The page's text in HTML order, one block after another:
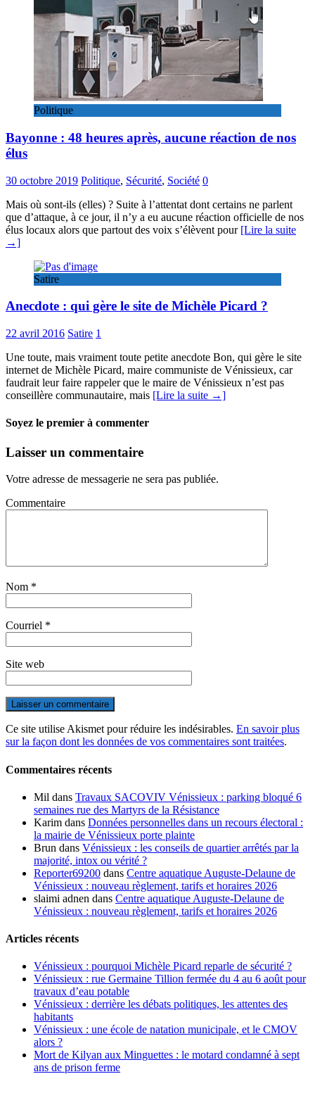
Politique
Bayonne : 48 heures après, aucune réaction de nos
élus
30 octobre 2019 Politique, Sécurité, Société 0
Mais où sont-ils (elles) ? Suite à l’attentat dont certains ne parlent
que d’attaque, à ce jour, il n’y a eu aucune réaction officielle de nos
élus locaux alors que partout des voix s’élèvent pour [Lire la suite
→]
Satire
Anecdote : qui gère le site de Michèle Picard ?
22 avril 2016 Satire 1
Une toute, mais vraiment toute petite anecdote Bon, qui gère le site
internet de Michèle Picard, maire communiste de Vénissieux, car
faudrait leur faire rappeler que le maire de Vénissieux n’est pas
conseillère communautaire, mais [Lire la suite →]
Soyez le premier à commenter
Laisser un commentaire
Votre adresse de messagerie ne sera pas publiée.
Commentaire
Nom *
Courriel *
Site web
Ce site utilise Akismet pour réduire les indésirables. En savoir plus
sur la façon dont les données de vos commentaires sont traitées.
Commentaires récents
Mil dans Travaux SACOVIV Vénissieux : parking bloqué 6
semaines rue des Martyrs de la Résistance
Karim dans Données personnelles dans un recours électoral :
la mairie de Vénissieux porte plainte
Brun dans Vénissieux : les conseils de quartier arrêtés par la
majorité, intox ou vérité ?
Reporter69200 dans Centre aquatique Auguste-Delaune de
Vénissieux : nouveau règlement, tarifs et horaires 2026
slaimi adnen dans Centre aquatique Auguste-Delaune de
Vénissieux : nouveau règlement, tarifs et horaires 2026
Articles récents
Vénissieux : pourquoi Michèle Picard reparle de sécurité ?
Vénissieux : rue Germaine Tillion fermée du 4 au 6 août pour
travaux d’eau potable
Vénissieux : derrière les débats politiques, les attentes des
habitants
Vénissieux : une école de natation municipale, et le CMOV
alors ?
Mort de Kilyan aux Minguettes : le motard condamné à sept
ans de prison ferme